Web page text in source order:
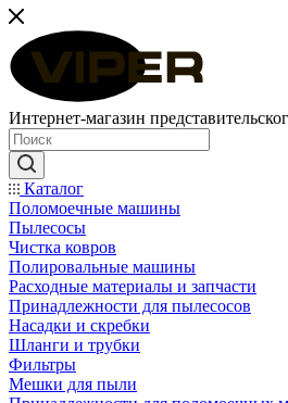
Интернет-магазин
Каталог
Поломоечные машины
Пылесосы
Чистка ковров
Полировальные машины
Расходные материалы и запчасти
Принадлежности для пылесосов
Насадки и скребки
Шланги и трубки
Фильтры
Мешки для пыли